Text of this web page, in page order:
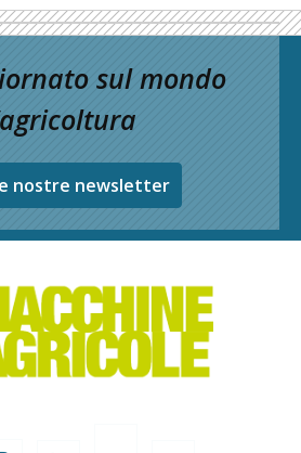
sul mondo
nostre newsletter